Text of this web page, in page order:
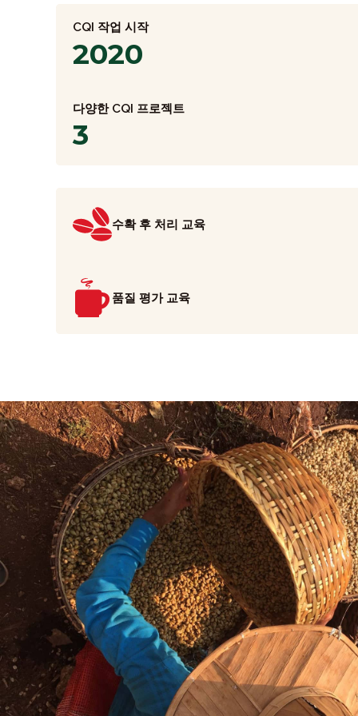
CQI 작업 시작
2020
다양한 CQI 프로젝트
3
수확 후 처리 교육
품질 평가 교육